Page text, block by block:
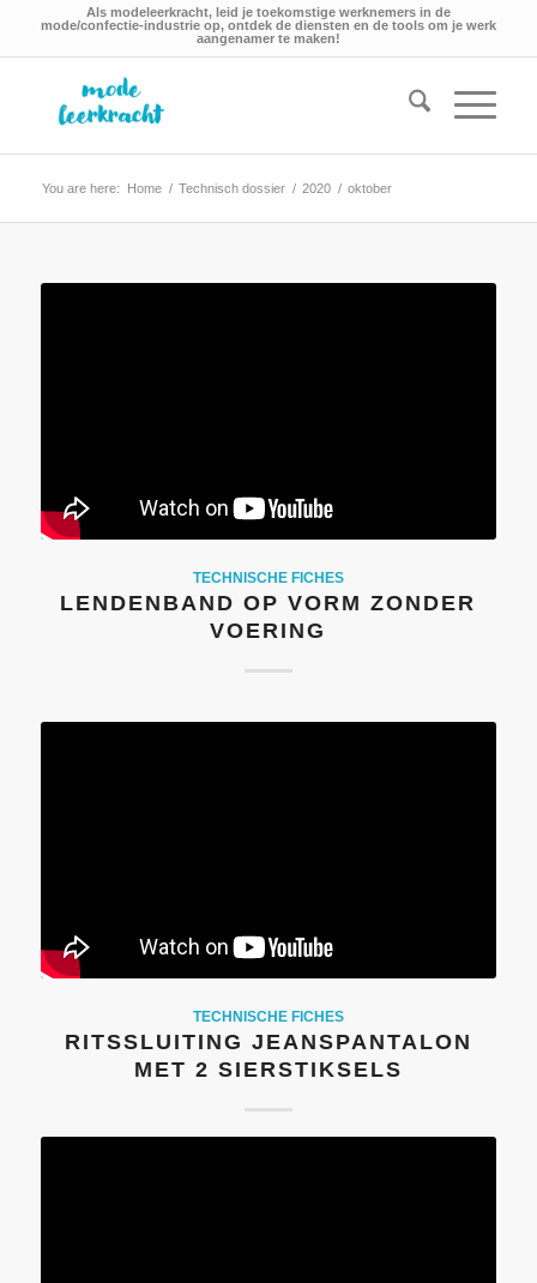
Als modeleerkracht, leid je toekomstige werknemers in de
mode/confectie-industrie op, ontdek de diensten en de tools om je werk
aangenamer te maken!
You are here: Home / Technisch dossier / 2020 / oktober
TECHNISCHE FICHES
LENDENBAND OP VORM ZONDER
VOERING
TECHNISCHE FICHES
RITSSLUITING JEANSPANTALON
MET 2 SIERSTIKSELS